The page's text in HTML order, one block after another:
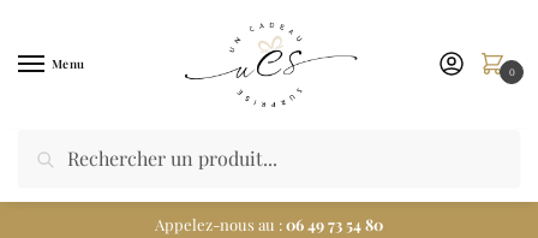
Menu 0
Appelez-nous au :06 49 73 54 80